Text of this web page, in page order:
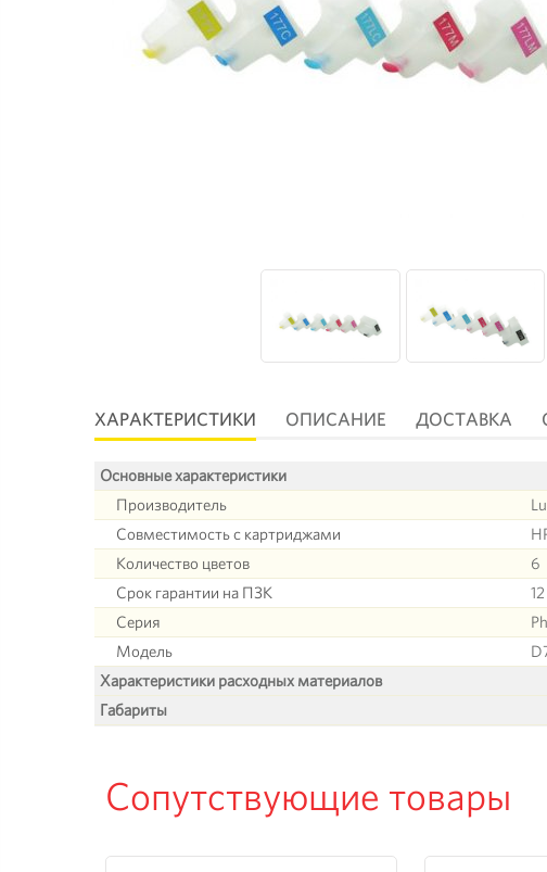
ХАРАКТЕРИСТИКИ ОПИСАНИЕ ДОСТАВКА
Основные характеристики
Производитель
Совместимость с картриджами
Количество цветов
6
Срок гарантии на ПЗК
Серия
Модель
Характеристики расходных материалов
Габариты
Сопутствующие товары